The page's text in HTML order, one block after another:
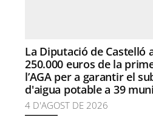
La Diputació de Castelló
250.000 euros de la
l’AGA per a garantir el
d'aigua potable a 39
4 D'AGOST DE 2026